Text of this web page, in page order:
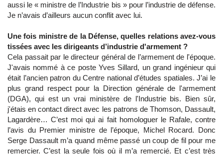
aussi le « ministre de l’Industrie bis » pour l’industrie de défense.
Je n’avais d’ailleurs aucun conflit avec lui.
Une fois ministre de la Défense, quelles relations avez-vous
tissées avec les dirigeants d’industrie d'armement ?
Cela passait par le directeur général de l’armement de l'époque.
J'avais nommé à ce poste Yves Sillard, un grand ingénieur qui
était l’ancien patron du Centre national d’études spatiales. J’ai le
plus grand respect pour la Direction générale de l'armement
(DGA), qui est un vrai ministère de l'Industrie bis. Bien sûr,
j'étais en contact direct avec les patrons de Thomson, Dassault,
Lagardère… C’est moi qui ai fait homologuer le Rafale, contre
l’avis du Premier ministre de l’époque, Michel Rocard. Donc
Serge Dassault m’a quand même passé un coup de fil pour me
remercier. C’est la seule fois où il m’a remercié. Et c’est très